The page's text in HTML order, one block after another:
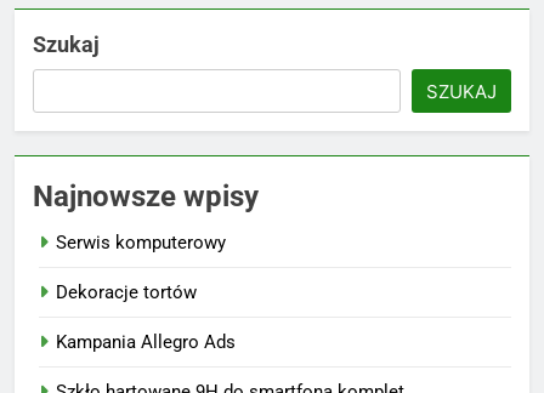
Szukaj
SZUKAJ
Najnowsze wpisy
Serwis komputerowy
Dekoracje tortów
Kampania Allegro Ads